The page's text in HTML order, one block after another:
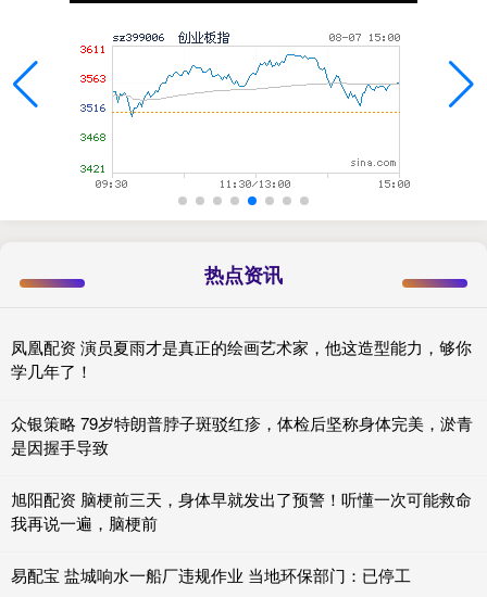
热点资讯
凤凰配资 演员夏雨才是真正的绘画艺术家，他这造型能力，够你
学几年了！
众银策略 79岁特朗普脖子斑驳红疹，体检后坚称身体完美，淤青
是因握手导致
旭阳配资 脑梗前三天，身体早就发出了预警！听懂一次可能救命
我再说一遍，脑梗前
易配宝 盐城响水一船厂违规作业 当地环保部门：已停工